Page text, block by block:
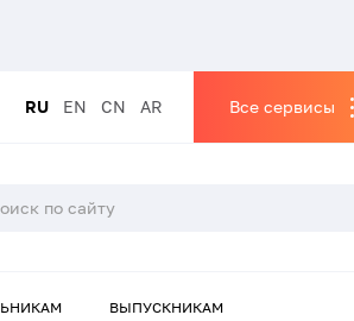
RU EN CN AR Все сервисы
ВЫПУСКНИКАМ